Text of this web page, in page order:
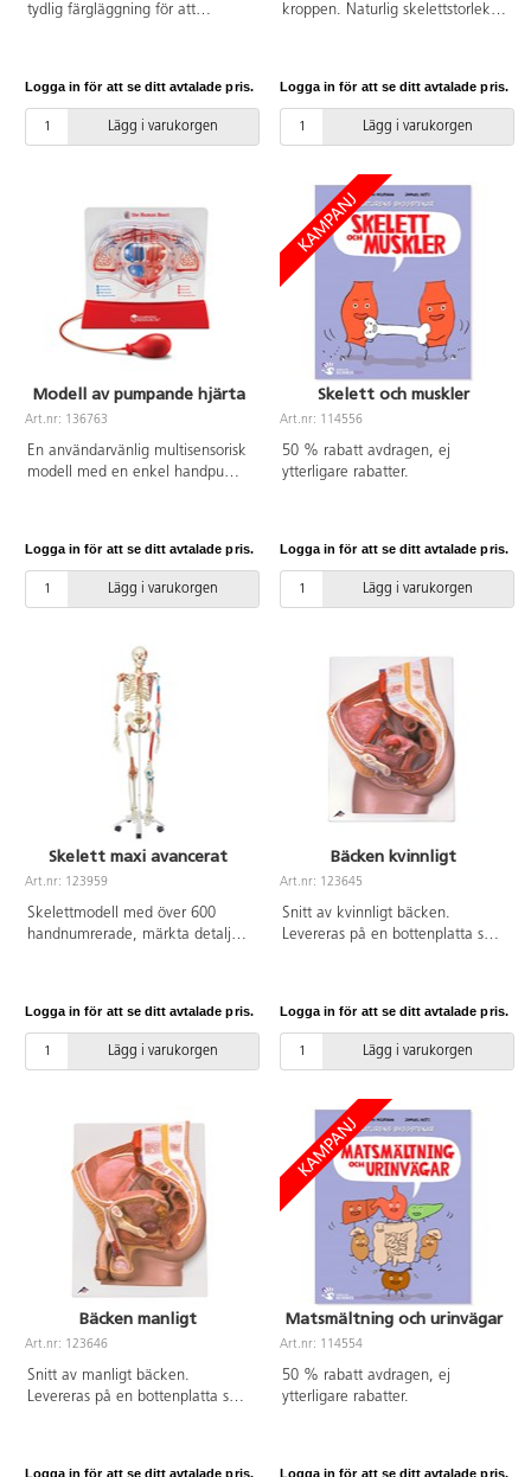
tydlig färgläggning för att
bålen och i det avtagbara
huvudet, samt en ryggkota. Den
öppna ryggen och nacken visar
2 lungor, hjärta (2 delar),
magsäck, lever med gallblåsa,
tarmsystem (2 delar), snitt av
njure, snitt av urinblåsa, 7:e
ryggkotan och torso på platta.
Logga in för att se ditt avtalade pris.
Lägg i varukorgen
kroppen. Naturlig skelettstorlek
Lemmarna kan tas bort snabbt
och enkelt. Levereras med
metallstativ och transparent
Logga in för att se ditt avtalade pris.
Lägg i varukorgen
Modell av pumpande hjärta
Art.nr: 136763
En användarvänlig multisensorisk
modell med en enkel handpump
syreutbyte. Tydligt utmärkta
hjärtkammare, huvudartär, vener
och lungor. Håller sig fri från
modellen. Inkluderar
aktivitetsguide Från 8 år.
Logga in för att se ditt avtalade pris.
Lägg i varukorgen
Skelett och muskler
Art.nr: 114556
50 % rabatt avdragen, ej
ytterligare rabatter.
Logga in för att se ditt avtalade pris.
Lägg i varukorgen
Skelett maxi avancerat
Art.nr: 123959
Skelettmodell med över 600
handnumrerade, märkta detaljer
utskjutande spinalnerver och
vertebrala artärer samt skalle i
tre delar med individuellt insatta
transparent dammskydd.
Logga in för att se ditt avtalade pris.
Lägg i varukorgen
Bäcken kvinnligt
Art.nr: 123645
Snitt av kvinnligt bäcken.
Levereras på en bottenplatta som
Logga in för att se ditt avtalade pris.
Lägg i varukorgen
Bäcken manligt
Art.nr: 123646
Snitt av manligt bäcken.
Levereras på en bottenplatta som
Logga in för att se ditt avtalade pris.
Matsmältning och urinvägar
Art.nr: 114554
50 % rabatt avdragen, ej
ytterligare rabatter.
Logga in för att se ditt avtalade pris.